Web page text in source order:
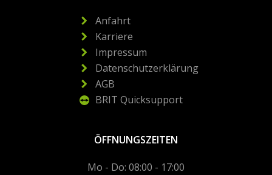
Anfahrt
Karriere
Impressum
Datenschutzerklärung
AGB
BRIT Quicksupport
ÖFFNUNGSZEITEN
Mo - Do: 08:00 - 17:00